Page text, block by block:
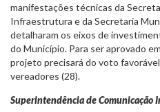
manifestações técnicas da
Infraestrutura e da Secretaria
detalharam os eixos de
do Município. Para ser aprovado
projeto precisará do voto
vereadores (28).
Superintendência de Comunicação